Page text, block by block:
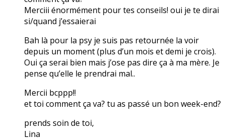
Merciii énormément pour tes conseils! oui je te dirai
si/quand j’essaierai
Bah là pour la psy je suis pas retournée la voir
depuis un moment (plus d’un mois et demi je crois).
Oui ça serai bien mais j’ose pas dire ça à ma mère. Je
pense qu’elle le prendrai mal..
Mercii bcppp!!
et toi comment ça va? tu as passé un bon week-end?
prends soin de toi,
Lina